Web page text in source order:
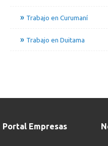
Trabajo en Curumaní
Trabajo en Duitama
Portal Empresas